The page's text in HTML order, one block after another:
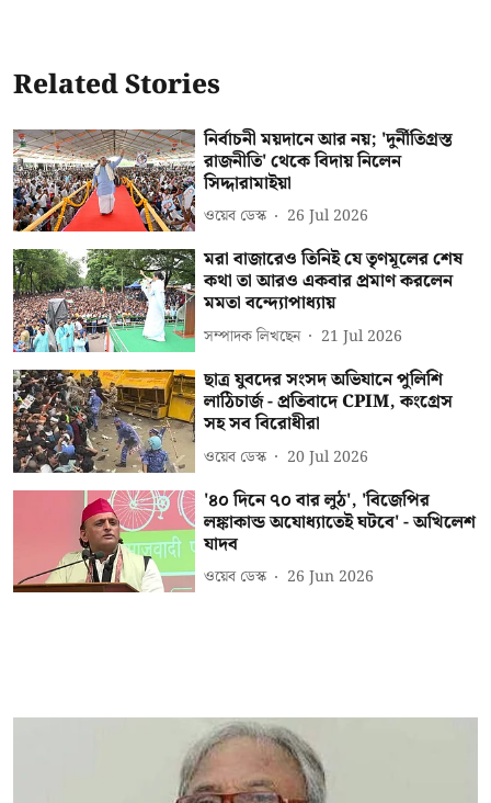
Related Stories
নির্বাচনী ময়দানে আর নয়; 'দুর্নীতিগ্রস্ত
রাজনীতি' থেকে বিদায় নিলেন
সিদ্দারামাইয়া
ওয়েব ডেস্ক 26 Jul 2026
মরা বাজারেও তিনিই যে তৃণমূলের শেষ
কথা তা আরও একবার প্রমাণ করলেন
মমতা বন্দ্যোপাধ্যায়
সম্পাদক লিখছেন 21 Jul 2026
ছাত্র যুবদের সংসদ অভিযানে পুলিশি
লাঠিচার্জ - প্রতিবাদে CPIM, কংগ্রেস
সহ সব বিরোধীরা
ওয়েব ডেস্ক 20 Jul 2026
'৪০ দিনে ৭০ বার লুঠ', 'বিজেপির
লঙ্কাকান্ড অযোধ্যাতেই ঘটবে' - অখিলেশ
যাদব
ওয়েব ডেস্ক 26 Jun 2026